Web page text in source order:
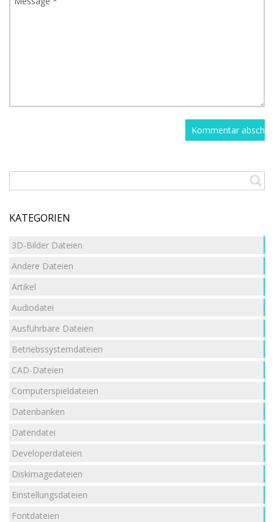
KATEGORIEN
3D-Bilder Dateien
Andere Dateien
Artikel
Audiodatei
Ausführbare Dateien
Betriebssystemdateien
CAD-Dateien
Computerspieldateien
Datenbanken
Datendatei
Developerdateien
Diskimagedateien
Einstellungsdateien
Fontdateien